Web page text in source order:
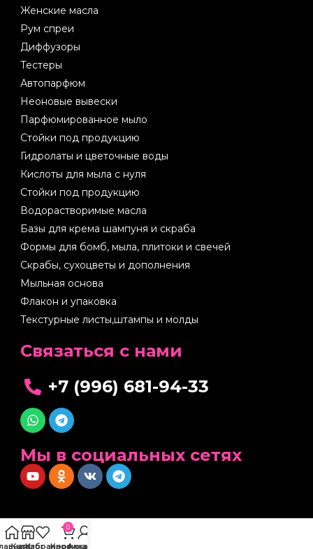
Женские масла
Рум спреи
Диффузоры
Тестеры
Автопарфюм
Неоновые вывески
Парфюмированное мыло
Стойки под продукцию
Гидролаты и цветочные воды
Кислоты для мыла с нуля
Стойки под продукцию
Водорастворимые масла
Базы для крема шампуня и скраба
Формы для бомб, мыла, плитоки и свечей
Скрабы, сухоцветы и дополнения
Мыльная основа
Флакон и упаковка
Текстурные листы,штампы и молды
Cвязаться с нами
+7 (996) 681-94-33
Мы в социальных сетях
Каталог
Избранное
0
Корзина
Аккаунт